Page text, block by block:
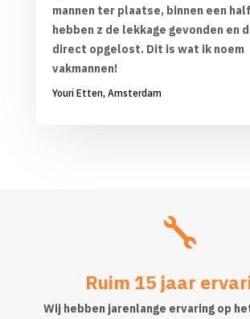
mannen ter plaatse, binnen een
hebben z de lekkage gevonden en
direct opgelost. Dit is wat ik noem
vakmannen!
Youri Etten, Amsterdam

Ruim 15 jaar
Wij hebben jarenlange ervaring op